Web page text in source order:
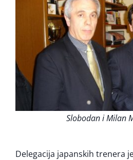
Slobodan i Milan
Delegacija japanskih trenera